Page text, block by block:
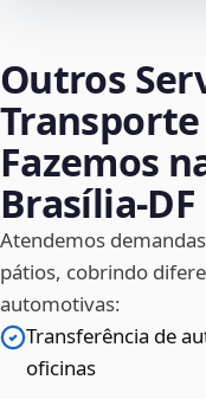
Outros
Fazemos
Brasília‑DF
Atendemos
pátios, cobrindo
automotivas:
Transferência de
oficinas